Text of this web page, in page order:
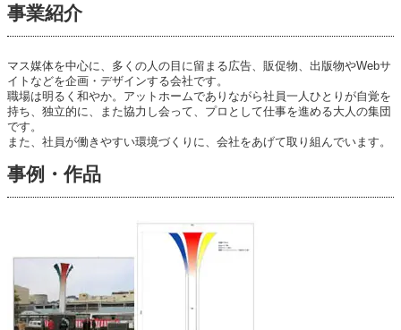
事業紹介
マス媒体を中心に、多くの人の目に留まる広告、販促物、出版物やWebサ
イトなどを企画・デザインする会社です。
職場は明るく和やか。アットホームでありながら社員一人ひとりが自覚を
持ち、独立的に、また協力し会って、プロとして仕事を進める大人の集団
です。
また、社員が働きやすい環境づくりに、会社をあげて取り組んでいます。
事例・作品